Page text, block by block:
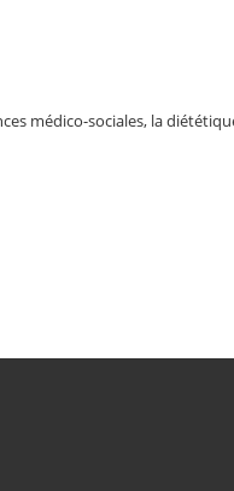
médico-sociales, la